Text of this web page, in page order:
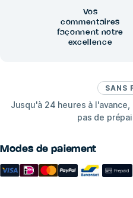
SANS
Jusqu'à 24 heures à
pas de
Modes de paiement
Vos
commentaires
façonnent notre
excellence